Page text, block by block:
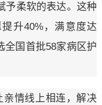
予柔软的表达。这种
升40%，满意度达
全国首批58家病区护
亲情线上相连，解决